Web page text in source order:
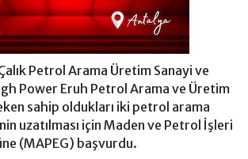
Petrol Arama Üretim Sanayi ve
Power Eruh Petrol Arama ve Üretim
sahip oldukları iki petrol arama
uzatılması için Maden ve Petrol İşleri
(MAPEG) başvurdu.